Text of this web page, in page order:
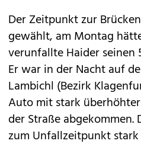
Der Zeitpunkt zur
gewählt, am Montag
verunfallte Haider seinen
Er war in der Nacht auf
Lambichl (Bezirk
Auto mit stark
der Straße
zum Unfallzeitpunkt